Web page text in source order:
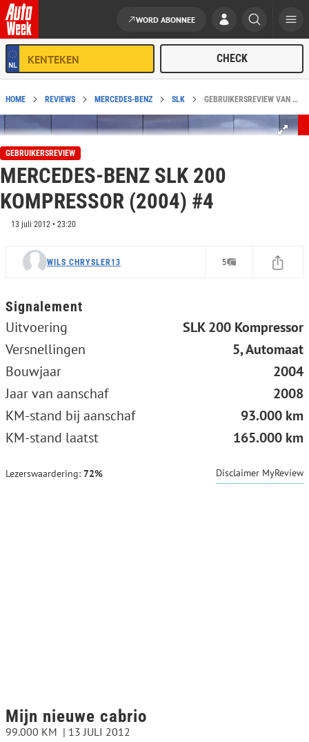
Ga naar de inhoud
WORD ABONNEE
HOME REVIEWS MERCEDES-BENZ SLK GEBRUIKERSREVIEW VAN MERCEDES-BENZ SLK 200 KOMPRESSOR (2004) #4
GEBRUIKERSREVIEW
MERCEDES-BENZ SLK 200
KOMPRESSOR (2004) #4
13 juli 2012 • 23:20
WILS CHRYSLER13 5
Signalement
Uitvoering
SLK 200 Kompressor
Versnellingen
5, Automaat
Bouwjaar
2004
Jaar van aanschaf
2008
KM-stand bij aanschaf
93.000 km
KM-stand laatst
165.000 km
Lezerswaardering: 72% Disclaimer MyReview
Mijn nieuwe cabrio
99.000 KM 13 JULI 2012